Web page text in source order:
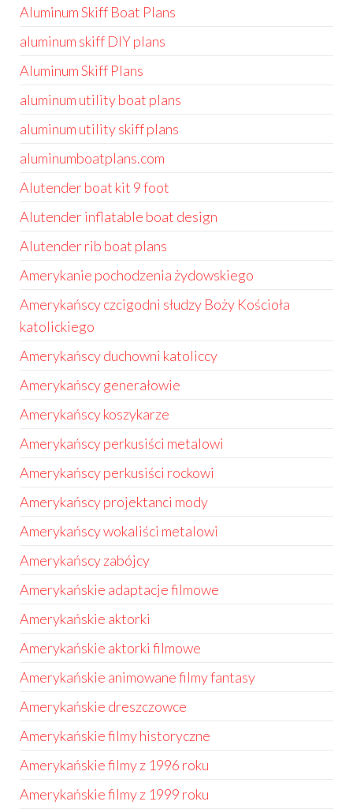
Aluminum Skiff Boat Plans
aluminum skiff DIY plans
Aluminum Skiff Plans
aluminum utility boat plans
aluminum utility skiff plans
aluminumboatplans.com
Alutender boat kit 9 foot
Alutender inflatable boat design
Alutender rib boat plans
Amerykanie pochodzenia żydowskiego
Amerykańscy czcigodni słudzy Boży Kościoła
katolickiego
Amerykańscy duchowni katoliccy
Amerykańscy generałowie
Amerykańscy koszykarze
Amerykańscy perkusiści metalowi
Amerykańscy perkusiści rockowi
Amerykańscy projektanci mody
Amerykańscy wokaliści metalowi
Amerykańscy zabójcy
Amerykańskie adaptacje filmowe
Amerykańskie aktorki
Amerykańskie aktorki filmowe
Amerykańskie animowane filmy fantasy
Amerykańskie dreszczowce
Amerykańskie filmy historyczne
Amerykańskie filmy z 1996 roku
Amerykańskie filmy z 1999 roku